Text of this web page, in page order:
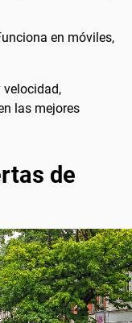
en móviles,
velocidad,
las mejores
de